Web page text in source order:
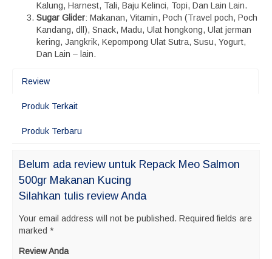
Kalung, Harnest, Tali, Baju Kelinci, Topi, Dan Lain Lain.
Sugar Glider: Makanan, Vitamin, Poch (Travel poch, Poch
Kandang, dll), Snack, Madu, Ulat hongkong, Ulat jerman
kering, Jangkrik, Kepompong Ulat Sutra, Susu, Yogurt,
Dan Lain – lain.
Review
Produk Terkait
Produk Terbaru
Belum ada review untuk Repack Meo Salmon
500gr Makanan Kucing
Silahkan tulis review Anda
Your email address will not be published. Required fields are
marked *
Review Anda